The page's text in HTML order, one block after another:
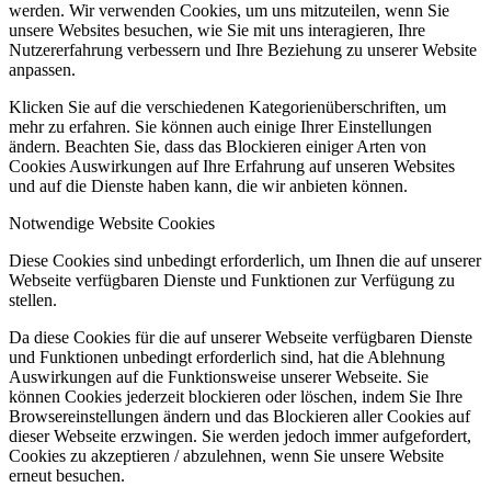
werden. Wir verwenden Cookies, um uns mitzuteilen, wenn Sie
unsere Websites besuchen, wie Sie mit uns interagieren, Ihre
Nutzererfahrung verbessern und Ihre Beziehung zu unserer Website
anpassen.
Klicken Sie auf die verschiedenen Kategorienüberschriften, um
mehr zu erfahren. Sie können auch einige Ihrer Einstellungen
ändern. Beachten Sie, dass das Blockieren einiger Arten von
Cookies Auswirkungen auf Ihre Erfahrung auf unseren Websites
und auf die Dienste haben kann, die wir anbieten können.
Notwendige Website Cookies
Diese Cookies sind unbedingt erforderlich, um Ihnen die auf unserer
Webseite verfügbaren Dienste und Funktionen zur Verfügung zu
stellen.
Da diese Cookies für die auf unserer Webseite verfügbaren Dienste
und Funktionen unbedingt erforderlich sind, hat die Ablehnung
Auswirkungen auf die Funktionsweise unserer Webseite. Sie
können Cookies jederzeit blockieren oder löschen, indem Sie Ihre
Browsereinstellungen ändern und das Blockieren aller Cookies auf
dieser Webseite erzwingen. Sie werden jedoch immer aufgefordert,
Cookies zu akzeptieren / abzulehnen, wenn Sie unsere Website
erneut besuchen.